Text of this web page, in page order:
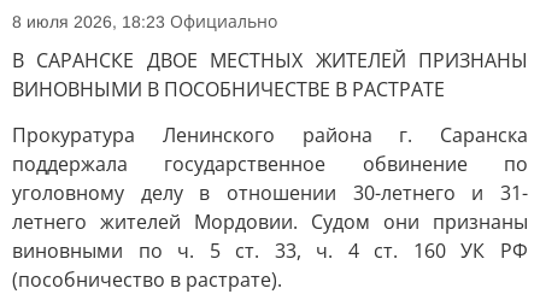
8 июля 2026, 18:23 Официально
В САРАНСКЕ ДВОЕ МЕСТНЫХ ЖИТЕЛЕЙ ПРИЗНАНЫ
ВИНОВНЫМИ В ПОСОБНИЧЕСТВЕ В РАСТРАТЕ
Прокуратура Ленинского района г. Саранска
поддержала государственное обвинение по
уголовному делу в отношении 30-летнего и 31-
летнего жителей Мордовии. Судом они признаны
виновными по ч. 5 ст. 33, ч. 4 ст. 160 УК РФ
(пособничество в растрате).